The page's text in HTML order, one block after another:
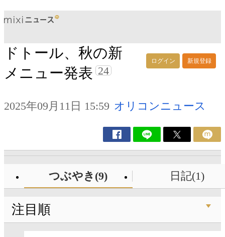
ログイン 新規登録
ドトール、秋の新
メニュー発表 24
2025年09月11日 15:59 オリコンニュース
つぶやき(9) 日記(1)
注目順